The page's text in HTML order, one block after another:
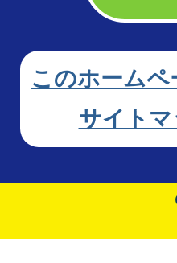
このホーム
サイト